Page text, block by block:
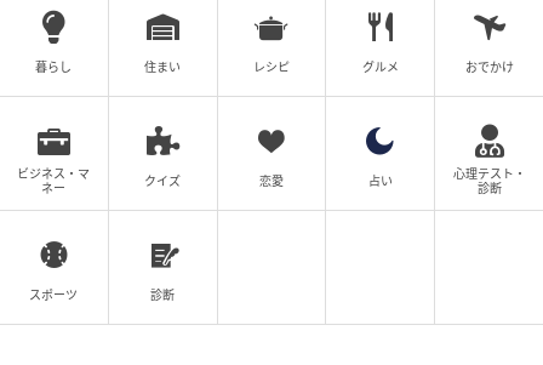
オレンジを切る
（3）先に塩で和える
しりしりしたにんじんと乱切りにしたオレンジに、ス
ペアミントの柔らかい葉を切って加える。塩を加えて
暮らし 住まい レシピ グルメ おでかけ
ビジネス・マ
ネー
クイズ 恋愛 占い
心理テスト・
診断
スポーツ 診断